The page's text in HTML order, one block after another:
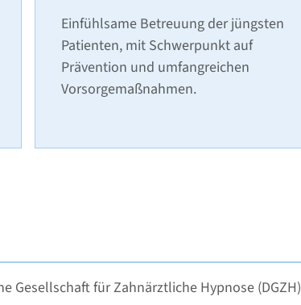
Einfühlsame Betreuung der jüngsten
Patienten, mit Schwerpunkt auf
Prävention und umfangreichen
Vorsorgemaßnahmen.
Gesellschaft für Zahnärztliche Hypnose